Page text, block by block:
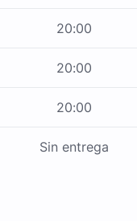
20:00
20:00
20:00
Sin entrega